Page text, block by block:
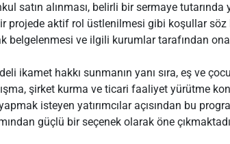
satın alınması, belirli bir sermaye tutarında
projede aktif rol üstlenilmesi gibi koşullar söz
belgelenmesi ve ilgili kurumlar tarafından
ikamet hakkı sunmanın yanı sıra, eş ve
şirket kurma ve ticari faaliyet yürütme
isteyen yatırımcılar açısından bu
güçlü bir seçenek olarak öne